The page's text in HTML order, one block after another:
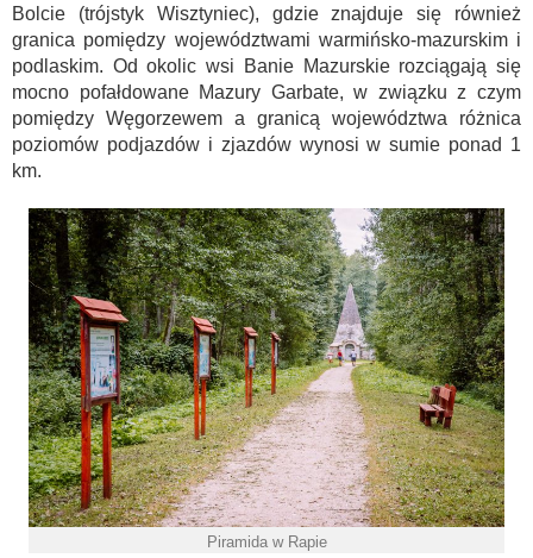
Bolcie (trójstyk Wisztyniec), gdzie znajduje się również
granica pomiędzy województwami warmińsko-mazurskim i
podlaskim. Od okolic wsi Banie Mazurskie rozciągają się
mocno pofałdowane Mazury Garbate, w związku z czym
pomiędzy Węgorzewem a granicą województwa różnica
poziomów podjazdów i zjazdów wynosi w sumie ponad 1
km.
Piramida w Rapie